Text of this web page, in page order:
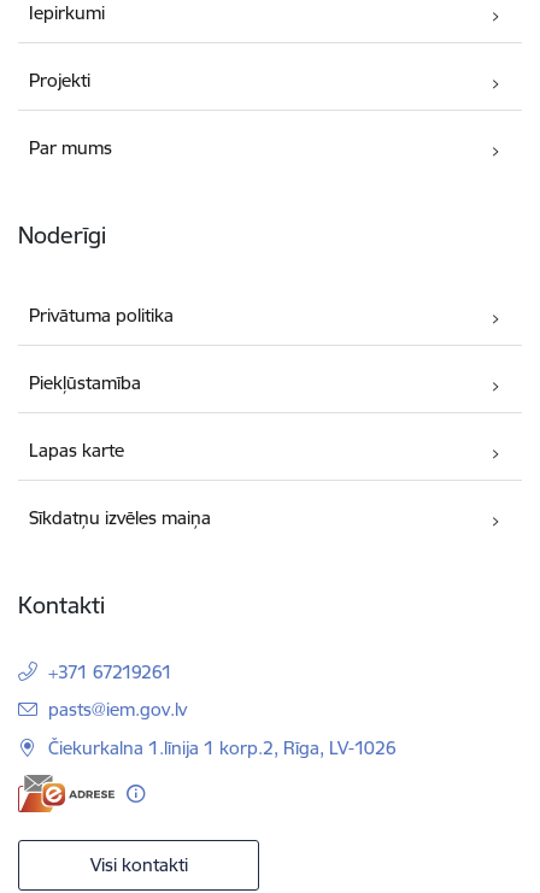
Iepirkumi
Projekti
Par mums
Noderīgi
Privātuma politika
Piekļūstamība
Lapas karte
Sīkdatņu izvēles maiņa
Kontakti
+371 67219261
E-pasts:
pasts@iem.gov.lv
Čiekurkalna 1.līnija 1 korp.2, Rīga, LV-1026
Visi kontakti